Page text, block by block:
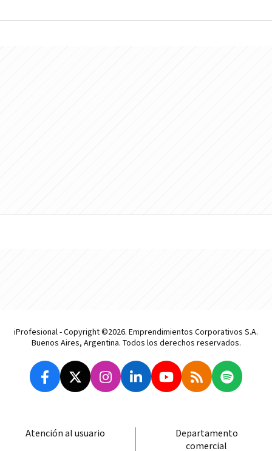
iProfesional - Copyright ©2026. Emprendimientos Corporativos S.A.
Buenos Aires, Argentina. Todos los derechos reservados.
Atención al usuario
Departamento
comercial